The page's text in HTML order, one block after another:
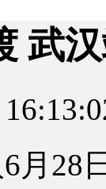
武
月28